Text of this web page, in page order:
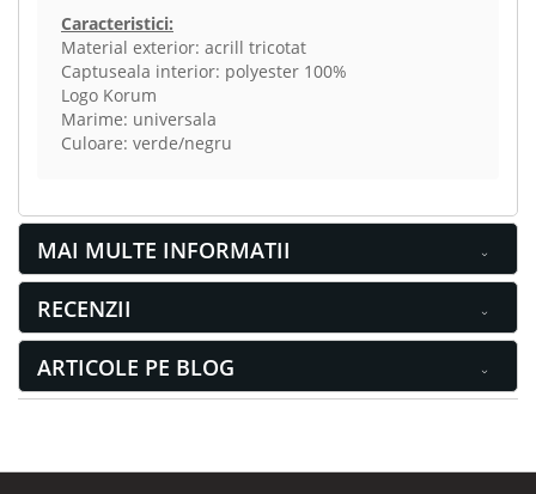
Caracteristici:
Material exterior: acrill tricotat
Captuseala interior: polyester 100%
Logo Korum
Marime: universala
Culoare: verde/negru
MAI MULTE INFORMATII
RECENZII
ARTICOLE PE BLOG